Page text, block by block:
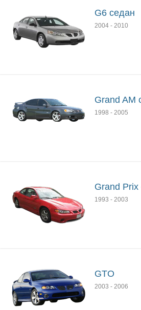
G6 седан
2004 - 2010
Grand AM
1998 - 2005
Grand Prix
1993 - 2003
GTO
2003 - 2006